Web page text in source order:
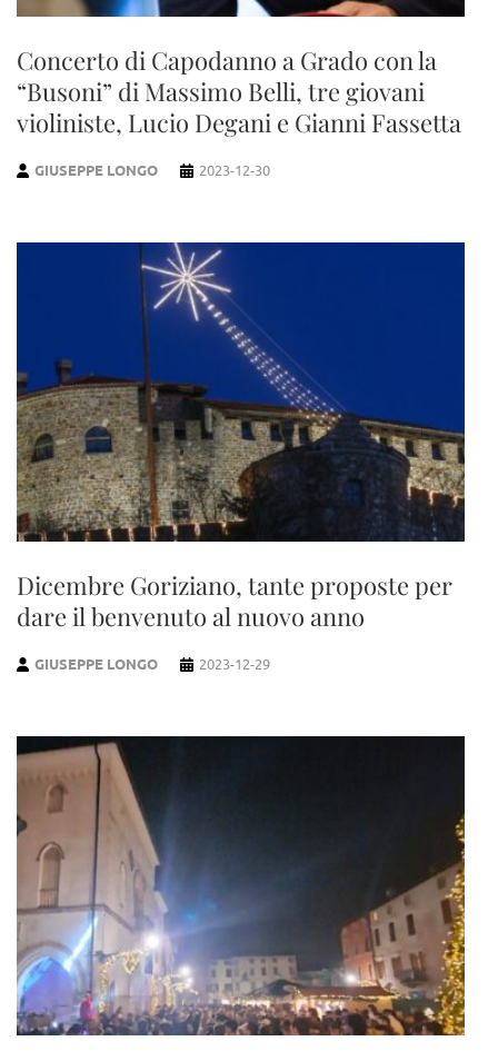
Concerto di Capodanno a Grado con la
“Busoni” di Massimo Belli, tre giovani
violiniste, Lucio Degani e Gianni Fassetta
GIUSEPPE LONGO 2023-12-30
Dicembre Goriziano, tante proposte per
dare il benvenuto al nuovo anno
GIUSEPPE LONGO 2023-12-29